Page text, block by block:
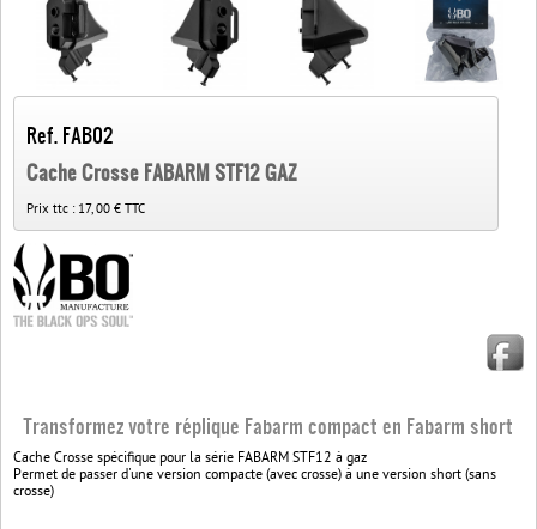
Ref. FAB02
Cache Crosse FABARM STF12 GAZ
Prix ttc : 17, 00 € TTC
Transformez votre réplique Fabarm compact en Fabarm short
Cache Crosse spécifique pour la série FABARM STF12 à gaz
Permet de passer d'une version compacte (avec crosse) à une version short (sans
crosse)